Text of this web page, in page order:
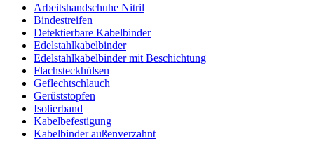
Arbeitshandschuhe Nitril
Bindestreifen
Detektierbare Kabelbinder
Edelstahlkabelbinder
Edelstahlkabelbinder mit Beschichtung
Flachsteckhülsen
Geflechtschlauch
Gerüststopfen
Isolierband
Kabelbefestigung
Kabelbinder außenverzahnt